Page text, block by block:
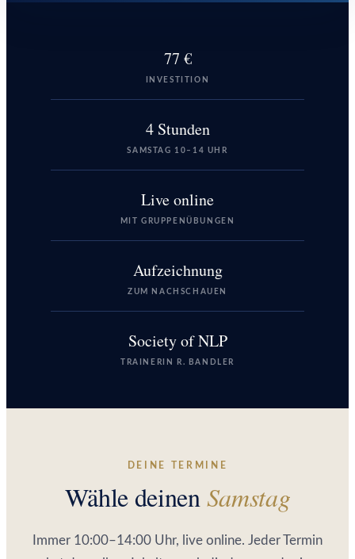
77 €
INVESTITION
4 Stunden
SAMSTAG 10–14 UHR
Live online
MIT GRUPPENÜBUNGEN
Aufzeichnung
ZUM NACHSCHAUEN
Society of NLP
TRAINERIN R. BANDLER
DEINE TERMINE
Wähle deinenSamstag
Immer 10:00–14:00 Uhr, live online. Jeder Termin